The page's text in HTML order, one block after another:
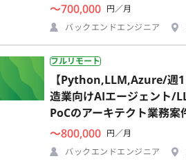
〜700,000 円／月
バックエンドエンジニア
フルリモート
【Python,LLM,Azure/週
造業向けAIエージェント/
PoCのアーキテクト業務案
〜800,000 円／月
バックエンドエンジニア